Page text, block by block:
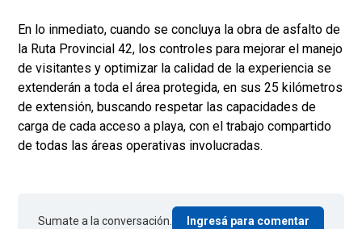
En lo inmediato, cuando se concluya la obra de asfalto de
la Ruta Provincial 42, los controles para mejorar el manejo
de visitantes y optimizar la calidad de la experiencia se
extenderán a toda el área protegida, en sus 25 kilómetros
de extensión, buscando respetar las capacidades de
carga de cada acceso a playa, con el trabajo compartido
de todas las áreas operativas involucradas.
Sumate a la conversación. Ingresá para comentar